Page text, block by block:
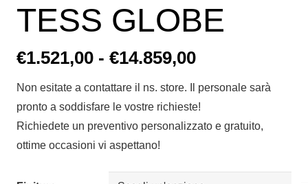
TESS GLOBE
€1.521,00 - €14.859,00Fascia
prezzo:
da
€1.521,00
€14.859,00
Non esitate a contattare il ns. store. Il personale sarà
pronto a soddisfare le vostre richieste!
Richiedete un preventivo personalizzato e gratuito,
ottime occasioni vi aspettano!